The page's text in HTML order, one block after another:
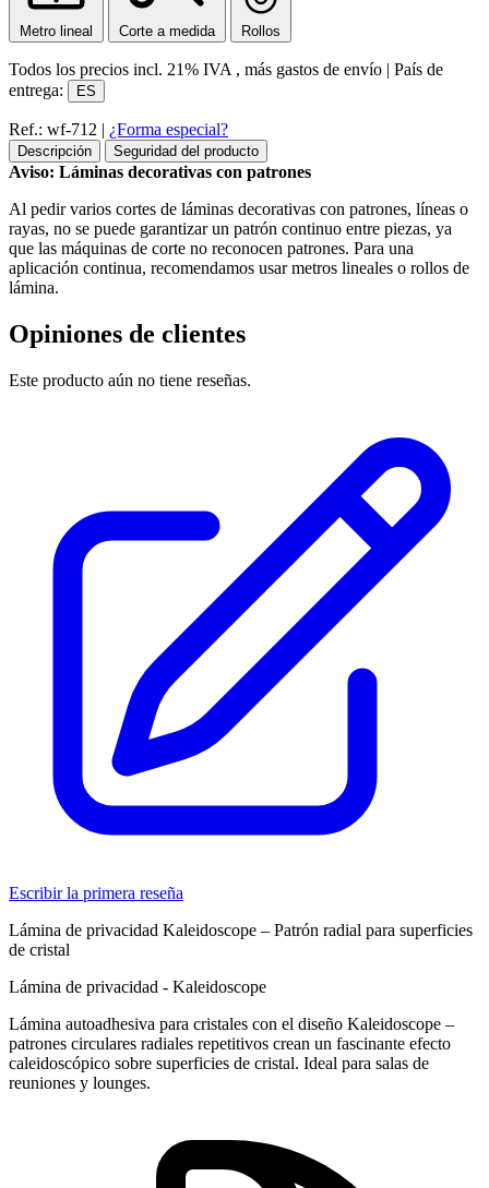
Metro lineal Corte a medida Rollos
Todos los precios incl. 21% IVA , más gastos de envío | País de
entrega:
ES
Ref.: wf-712 | ¿Forma especial?
Descripción Seguridad del producto
Aviso: Láminas decorativas con patrones
Al pedir varios cortes de láminas decorativas con patrones, líneas o
rayas, no se puede garantizar un patrón continuo entre piezas, ya
que las máquinas de corte no reconocen patrones. Para una
aplicación continua, recomendamos usar metros lineales o rollos de
lámina.
Opiniones de clientes
Este producto aún no tiene reseñas.
Escribir la primera reseña
Lámina de privacidad Kaleidoscope – Patrón radial para superficies
de cristal
Lámina de privacidad - Kaleidoscope
Lámina autoadhesiva para cristales con el diseño Kaleidoscope –
patrones circulares radiales repetitivos crean un fascinante efecto
caleidoscópico sobre superficies de cristal. Ideal para salas de
reuniones y lounges.